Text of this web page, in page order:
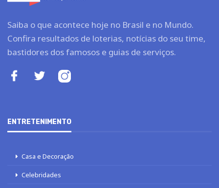
Saiba o que acontece hoje no Brasil e no Mundo.
Confira resultados de loterias, notícias do seu time,
bastidores dos famosos e guias de serviços.
ENTRETENIMENTO
Casa e Decoração
Celebridades